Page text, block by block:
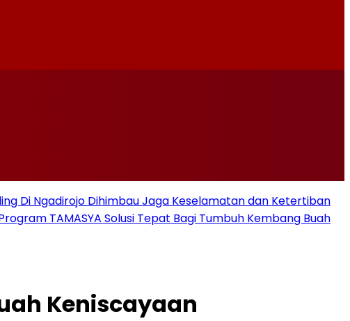
Di Ngadirojo Dihimbau Jaga Keselamatan dan Ketertiban
TAMASYA Solusi Tepat Bagi Tumbuh Kembang Buah
Keniscayaan